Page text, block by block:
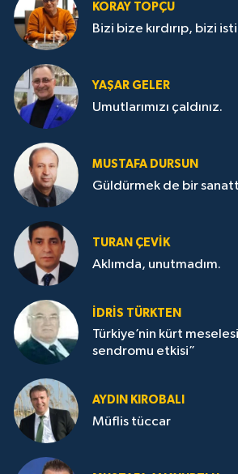
KORAY TOPÇU
Bizi bize kırdırıp, bizi
YAŞAR GELER
Umutlarımızı çaldınız.
MUSTAFA DURSUN
Güldürmek de bir
TURAN ÇEVİK
Aklımda, unutmadım.
İDRİS TÜRKTEN
Türkiye’nin kürt
sendromu etkisi”
AYDIN KIROBALI
Müflis tüccar